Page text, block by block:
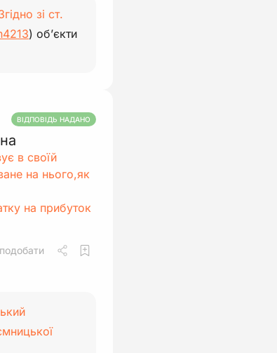
зі ст.
) об’єкти
ВІДПОВІДЬ НАДАНО
в своїй
на нього,як
на прибуток